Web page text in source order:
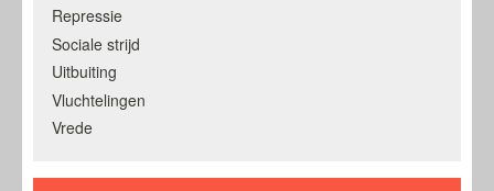
Repressie
Sociale strijd
Uitbuiting
Vluchtelingen
Vrede